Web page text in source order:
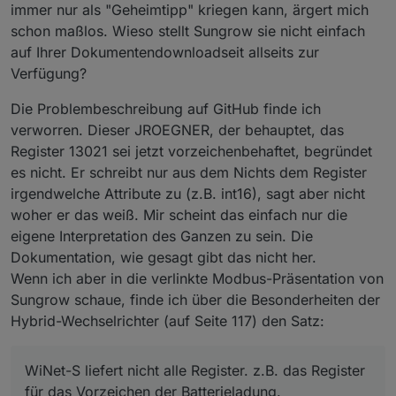
immer nur als "Geheimtipp" kriegen kann, ärgert mich
schon maßlos. Wieso stellt Sungrow sie nicht einfach
auf Ihrer Dokumentendownloadseit allseits zur
Verfügung?
Die Problembeschreibung auf GitHub finde ich
verworren. Dieser JROEGNER, der behauptet, das
Register 13021 sei jetzt vorzeichenbehaftet, begründet
es nicht. Er schreibt nur aus dem Nichts dem Register
irgendwelche Attribute zu (z.B. int16), sagt aber nicht
woher er das weiß. Mir scheint das einfach nur die
eigene Interpretation des Ganzen zu sein. Die
Dokumentation, wie gesagt gibt das nicht her.
Wenn ich aber in die verlinkte Modbus-Präsentation von
Sungrow schaue, finde ich über die Besonderheiten der
Hybrid-Wechselrichter (auf Seite 117) den Satz:
WiNet-S liefert nicht alle Register. z.B. das Register
für das Vorzeichen der Batterieladung.